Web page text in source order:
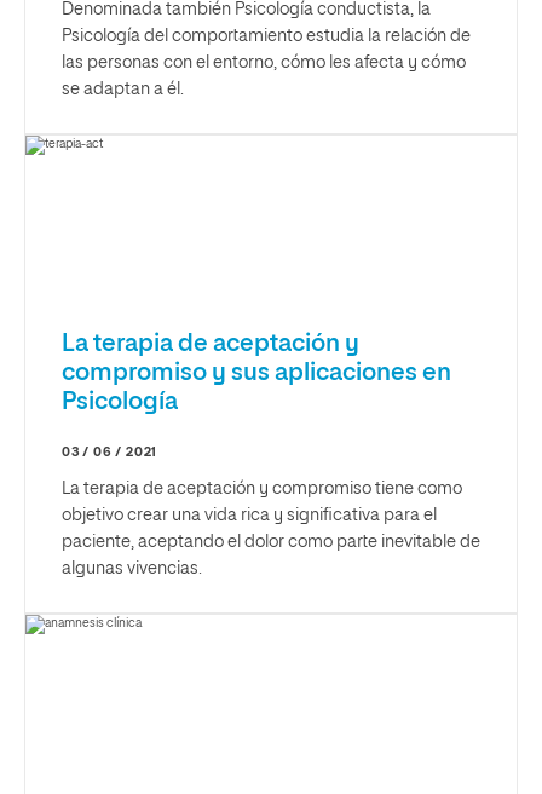
Denominada también Psicología conductista, la
Psicología del comportamiento estudia la relación de
las personas con el entorno, cómo les afecta y cómo
se adaptan a él.
La terapia de aceptación y
compromiso y sus aplicaciones en
Psicología
03 / 06 / 2021
La terapia de aceptación y compromiso tiene como
objetivo crear una vida rica y significativa para el
paciente, aceptando el dolor como parte inevitable de
algunas vivencias.